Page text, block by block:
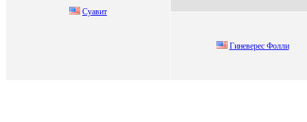
Суавит
Гиневерес Фoлли